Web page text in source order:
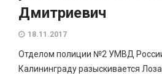
Дмитриевич
18.11.2017
Отделом полиции №2 УМВД
Калининграду разыскивается